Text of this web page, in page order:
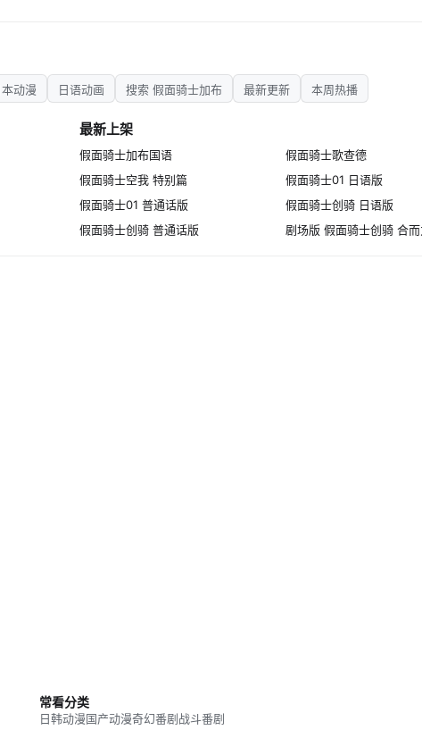
本动漫 日语动画 搜索 假面骑士加布 最新更新 本周热播
最新上架
假面骑士加布国语
假面骑士歌查德
假面骑士空我 特别篇
假面骑士01 日语版
假面骑士01 普通话版
假面骑士创骑 日语版
假面骑士创骑 普通话版
剧场版 假面骑士创骑 合
常看分类
日韩动漫国产动漫奇幻番剧战斗番剧